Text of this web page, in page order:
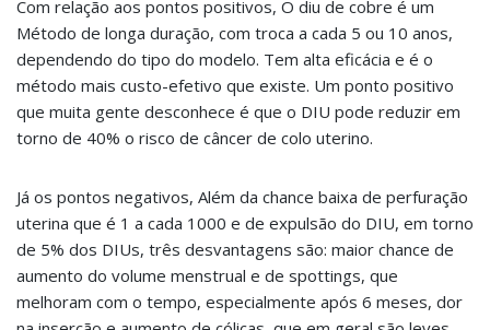
Com relação aos pontos positivos, O diu de cobre é um
Método de longa duração, com troca a cada 5 ou 10 anos,
dependendo do tipo do modelo. Tem alta eficácia e é o
método mais custo-efetivo que existe. Um ponto positivo
que muita gente desconhece é que o DIU pode reduzir em
torno de 40% o risco de câncer de colo uterino.
Já os pontos negativos, Além da chance baixa de perfuração
uterina que é 1 a cada 1000 e de expulsão do DIU, em torno
de 5% dos DIUs, três desvantagens são: maior chance de
aumento do volume menstrual e de spottings, que
melhoram com o tempo, especialmente após 6 meses, dor